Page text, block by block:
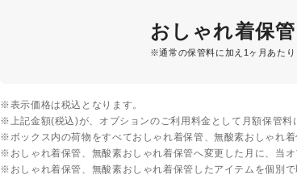
おしゃれ着保管
※通常の保管料に加え1ヶ月あたり
※表示価格は税込となります。
※上記金額(税込)が、オプションのご利用料金として月額保管料
※ボックス内の荷物をすべておしゃれ着保管、無酸素おしゃれ
※おしゃれ着保管、無酸素おしゃれ着保管へ変更した月に、当
※おしゃれ着保管、無酸素おしゃれ着保管したアイテムを個別